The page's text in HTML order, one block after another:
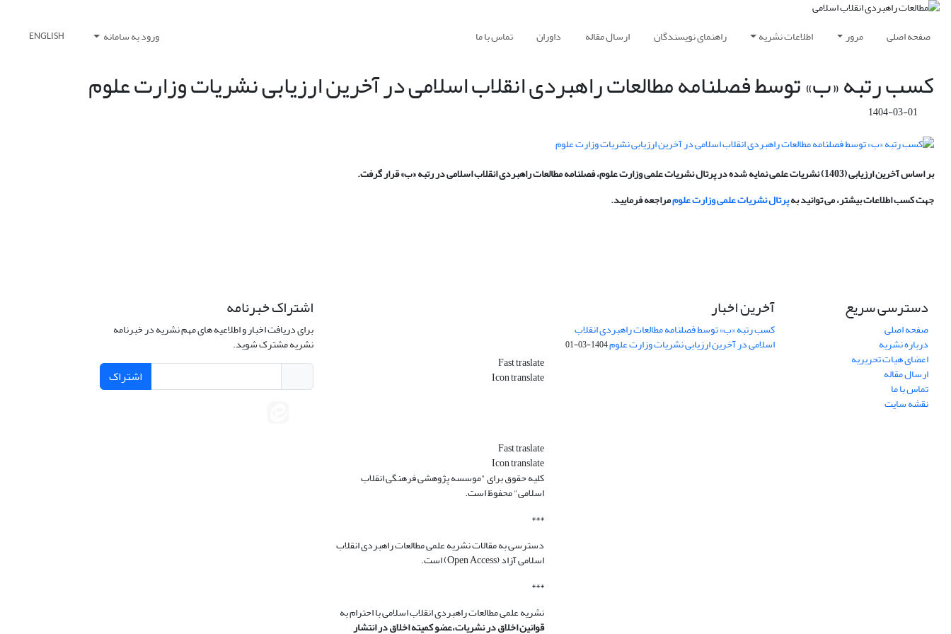
صفحه اصلی مرور اطلاعات نشریه راهنمای نویسندگان ارسال مقاله داوران تماس با ما ورود به سامانه ENGLISH
کسب رتبه «ب» توسط فصلنامه مطالعات راهبردی انقلاب اسلامی در آخرین ارزیابی نشریات وزارت علوم
1404-03-01
بر اساس آخرین ارزیابی (1403) نشریات علمی نمایه شده در پرتال نشریات علمی وزارت علوم، فصلنامه مطالعات راهبردی انقلاب اسلامی در رتبه «ب» قرار گرفت.
جهت کسب اطلاعات بیشتر، می توانید بهپرتال نشریات علمی وزارت علوممراجعه فرمایید.
دسترسی سریع
صفحه اصلی
درباره نشریه
اعضای هیات تحریریه
ارسال مقاله
تماس با ما
نقشه سایت
آخرین اخبار
کسب رتبه «ب» توسط فصلنامه مطالعات راهبردی انقلاب
اسلامی در آخرین ارزیابی نشریات وزارت علوم1404-03-01
Fast traslate
Icon translate
Fast traslate
Icon translate
کلیه حقوق برای "موسسه پژوهشی فرهنگی انقلاب
اسلامی" محفوظ است.
***
دسترسی به مقالات نشریه علمی مطالعات راهبردی انقلاب
اسلامی آزاد (Open Access) است.
***
نشریه علمی مطالعات راهبردی انقلاب اسلامی با احترام به
قوانین اخلاق در نشریات،عضو کمیته اخلاق در انتشار
اشتراک خبرنامه
برای دریافت اخبار و اطلاعیه های مهم نشریه در خبرنامه
نشریه مشترک شوید.
اشتراک